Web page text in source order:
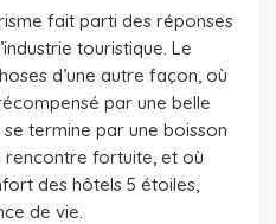
fait parti des réponses
touristique. Le
d’une autre façon, où
par une belle
termine par une boisson
rencontre fortuite, et où
des hôtels 5 étoiles,
de vie.